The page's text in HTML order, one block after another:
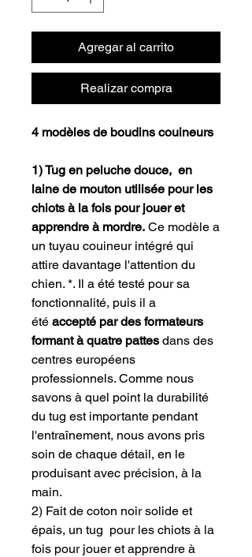
Agregar al carrito
Realizar compra
4 modèles de boudins couineurs
1) Tug en peluche douce, en
laine de mouton utilisée pour les
chiots à la fois pour jouer et
apprendre à mordre. Ce modèle a
un tuyau couineur intégré qui
attire davantage l'attention du
chien. *. Il a été testé pour sa
fonctionnalité, puis il a
été accepté par des formateurs
formant à quatre pattes dans des
centres européens
professionnels. Comme nous
savons à quel point la durabilité
du tug est importante pendant
l'entraînement, nous avons pris
soin de chaque détail, en le
produisant avec précision, à la
main.
2) Fait de coton noir solide et
épais, un tug pour les chiots à la
fois pour jouer et apprendre à